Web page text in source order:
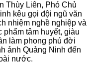
Thùy Liên, Phó Chủ
kêu gọi đội ngũ văn
nhiệm nghề nghiệp và
phẩm tâm huyết, giàu
làm phong phú đời
ảnh Quảng Ninh đến
nước.